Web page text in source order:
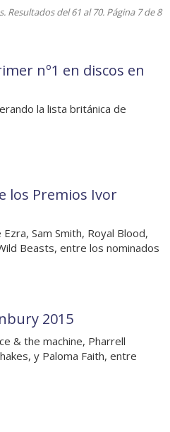
Resultados del 61 al 70. Página 7 de 8
nº1 en discos en
la lista británica de
los Premios Ivor
Sam Smith, Royal Blood,
Beasts, entre los nominados
2015
& the machine, Pharrell
y Paloma Faith, entre